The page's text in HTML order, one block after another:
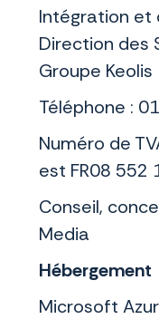
Intégration et
Direction des
Groupe Keolis
Téléphone :
Numéro de
est FR08 552
Conseil,
Media
Hébergement
Microsoft